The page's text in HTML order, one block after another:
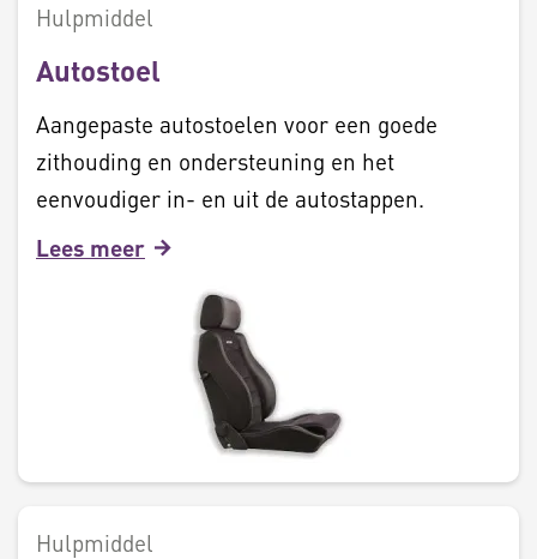
Hulpmiddel
Autostoel
Aangepaste autostoelen voor een goede
zithouding en ondersteuning en het
eenvoudiger in- en uit de autostappen.
Lees meer
Hulpmiddel